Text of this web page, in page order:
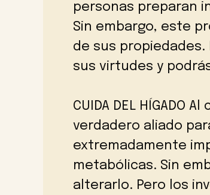
personas preparan
Sin embargo, este
de sus propiedades.
sus virtudes y
CUIDA DEL HÍGADO
verdadero aliado
extremadamente
metabólicas. Sin
alterarlo. Pero los